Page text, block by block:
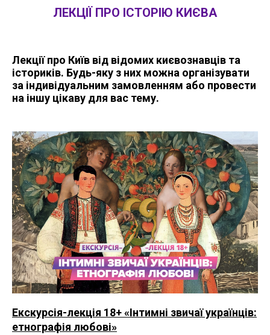
ЛЕКЦІЇ ПРО ІСТОРІЮ КИЄВА
Лекції про Київ від відомих києвознавців та
істориків. Будь-яку з них можна організувати
за індивідуальним замовленням або провести
на іншу цікаву для вас тему.
Екскурсія-лекція 18+ «Інтимні звичаї українців:
етнографія любові»